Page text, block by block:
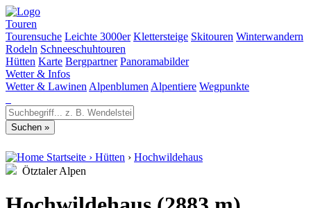
Touren
Tourensuche Leichte 3000er Klettersteige Skitouren Winterwandern
Rodeln Schneeschuhtouren
Hütten Karte Bergpartner Panoramabilder
Wetter & Infos
Wetter & Lawinen Alpenblumen Alpentiere Wegpunkte
Startseite › Hütten › Hochwildehaus
Ötztaler Alpen